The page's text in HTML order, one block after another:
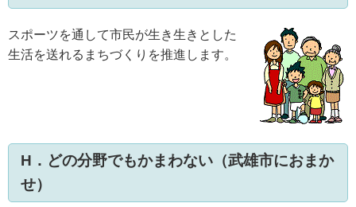
スポーツを通して市民が生き生きとした
生活を送れるまちづくりを推進します。
H．どの分野でもかまわない（武雄市におまか
せ）